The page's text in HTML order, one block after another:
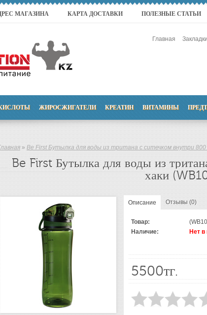
МАГАЗИНА КАРТА ДОСТАВКИ ПОЛЕЗНЫЕ СТАТЬИ
Главная
ЖИРОСЖИГАТЕЛИ КРЕАТИН ВИТАМИНЫ
» Be First Бутылка для воды из тритана с ситечком внутри 800
Be First Бутылка для воды из
хаки
Описание Отзывы (0)
Товар:
Наличие:
Нет в
5500тг.